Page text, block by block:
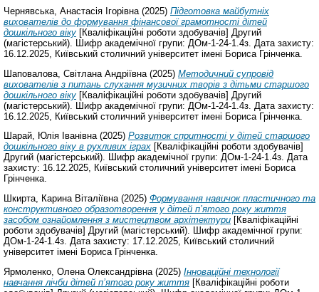
Чернявська, Анастасія Ігорівна (2025) Підготовка майбутніх
вихователів до формування фінансової грамотності дітей
дошкільного віку [Кваліфікаційні роботи здобувачів] Другий
(магістерський). Шифр академічної групи: ДОм-1-24-1.4з. Дата захисту:
16.12.2025, Київський столичний університет імені Бориса Грінченка.
Шаповалова, Світлана Андріївна (2025) Методичний супровід
вихователів з питань слухання музичних творів з дітьми старшого
дошкільного віку [Кваліфікаційні роботи здобувачів] Другий
(магістерський). Шифр академічної групи: ДОм-1-24-1.4з. Дата захисту:
16.12.2025, Київський столичний університет імені Бориса Грінченка.
Шарай, Юлія Іванівна(2025) Розвиток спритності у дітей старшого
дошкільного віку в рухливих іграх [Кваліфікаційні роботи здобувачів]
Другий (магістерський). Шифр академічної групи: ДОм-1-24-1.4з. Дата
захисту: 16.12.2025, Київський столичний університет імені Бориса
Грінченка.
Шкирта, Карина Віталіївна(2025) Формування навичок пластичного та
конструктивного образотворення у дітей п’ятого року життя
засобом ознайомлення з мистецтвом архітектури [Кваліфікаційні
роботи здобувачів] Другий (магістерський). Шифр академічної групи:
ДОм-1-24-1.4з. Дата захисту: 17.12.2025, Київський столичний
університет імені Бориса Грінченка.
Ярмоленко, Олена Олександрівна (2025) Інноваційні технології
навчання лічби дітей п’ятого року життя [Кваліфікаційні роботи